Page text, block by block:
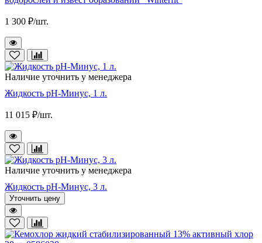
1 300 ₽/шт.
Наличие уточнить у менеджера
Жидкость pH-Минус, 1 л.
11 015 ₽/шт.
Наличие уточнить у менеджера
Жидкость pH-Минус, 3 л.
Уточнить цену